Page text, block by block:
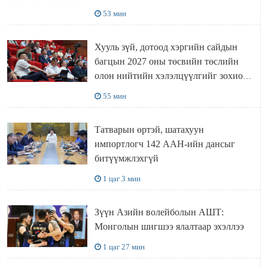
53 мин
Хууль зүй, дотоод хэргийн сайдын
багцын 2027 оны төсвийн төслийн
олон нийтийн хэлэлцүүлгийг зохион
55 мин
Татварын өртэй, шатахуун
импортлогч 142 ААН-ийн дансыг
битүүмжлэхгүй
1 цаг 3 мин
Зүүн Азийн волейболын АШТ:
Монголын шигшээ ялалтаар эхэллээ
1 цаг 27 мин